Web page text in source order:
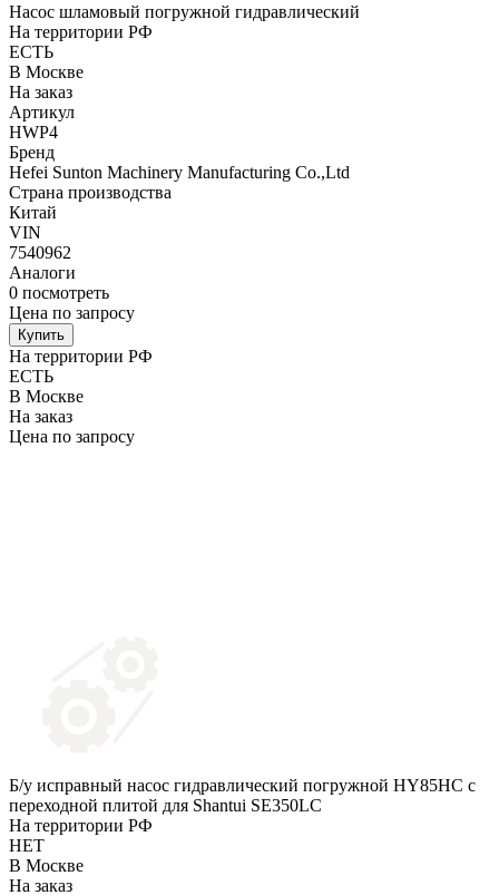
Насос шламовый погружной гидравлический
На территории РФ
ЕСТЬ
В Москве
На заказ
Артикул
HWP4
Бренд
Hefei Sunton Machinery Manufacturing Co.,Ltd
Страна производства
Китай
VIN
7540962
Аналоги
0 посмотреть
Цена по запросу
Купить
На территории РФ
ЕСТЬ
В Москве
На заказ
Цена по запросу
Б/у исправный насос гидравлический погружной HY85HC с
переходной плитой для Shantui SE350LC
На территории РФ
НЕТ
В Москве
На заказ